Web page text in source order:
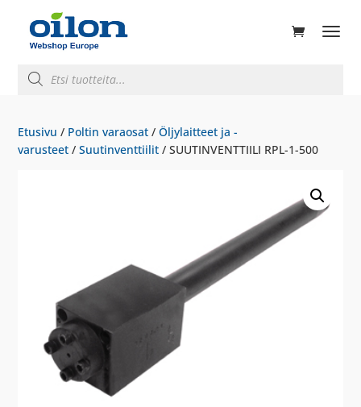
search
Etusivu / Poltin varaosat /Öljylaitteet ja -
varusteet /Suutinventtiilit / SUUTINVENTTIILI RPL-1-500